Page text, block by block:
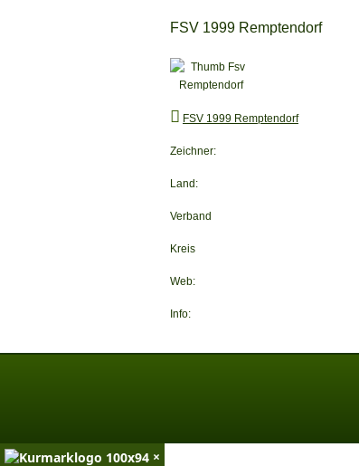
FSV 1999 Remptendorf
FSV 1999 Remptendorf
Zeichner:
Land:
Verband
Kreis
Web:
Info:
×